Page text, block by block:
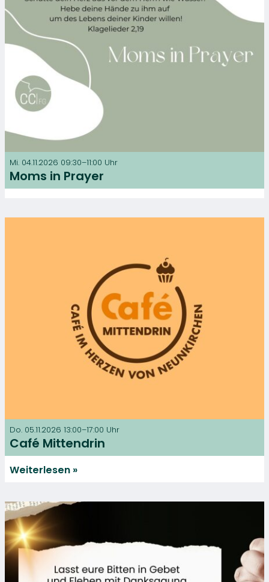
Mi. 04.11.2026 09:30–11:00 Uhr
Moms in Prayer
Do. 05.11.2026 13:00–17:00 Uhr
Café Mittendrin
Weiterlesen